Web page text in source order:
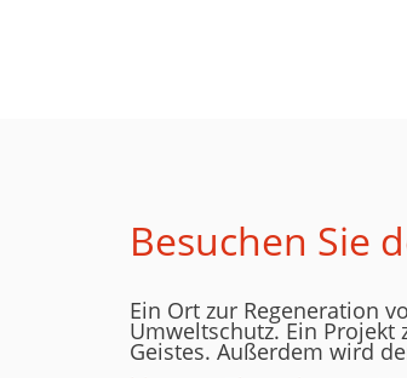
Besuchen Sie
Ein Ort zur Regeneration
Umweltschutz. Ein Projekt
Geistes. Außerdem wird